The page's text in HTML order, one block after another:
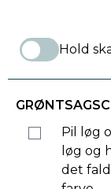
Hold
Pil løg
løg og
det